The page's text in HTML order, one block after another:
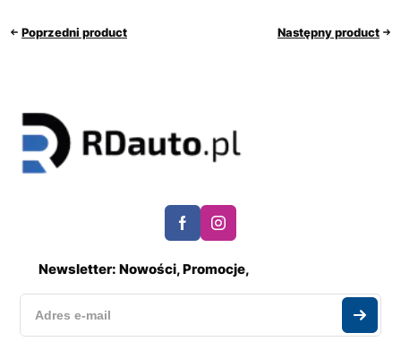
Poprzedni product Następny product
Newsletter: Nowości, Promocje,